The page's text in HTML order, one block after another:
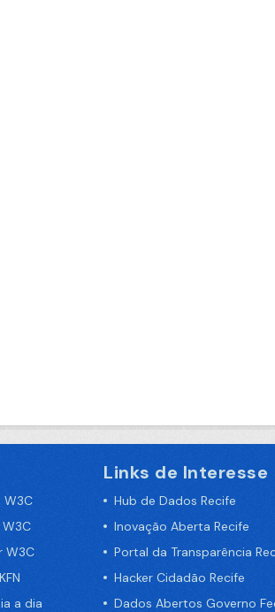
W3C
W3C
a dia
Links de Interesse
Hub de Dados Recife
Inovação Aberta Recife
Portal da Transparência
Hacker Cidadão Recife
Dados Abertos Governo